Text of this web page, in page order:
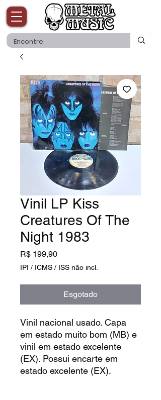
Vinil LP Kiss
Creatures Of The
Night 1983
R$ 199,90Preço
IPI / ICMS / ISS não incl.
Esgotado
Vinil nacional usado. Capa
em estado muito bom (MB) e
vinil em estado excelente
(EX). Possui encarte em
estado excelente (EX).